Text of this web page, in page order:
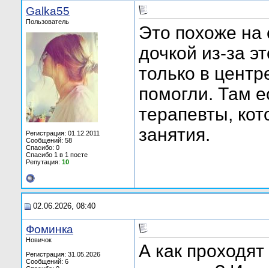
Galka55
Пользователь
Регистрация: 01.12.2011
Сообщений: 58
Спасибо: 0
Спасибо 1 в 1 посте
Репутация: 10
Это похоже на
дочкой из-за
только в
помогли. Там
терапевты,
занятия.
02.06.2026, 08:40
Фоминка
Новичок
Регистрация: 31.05.2026
Сообщений: 6
А как